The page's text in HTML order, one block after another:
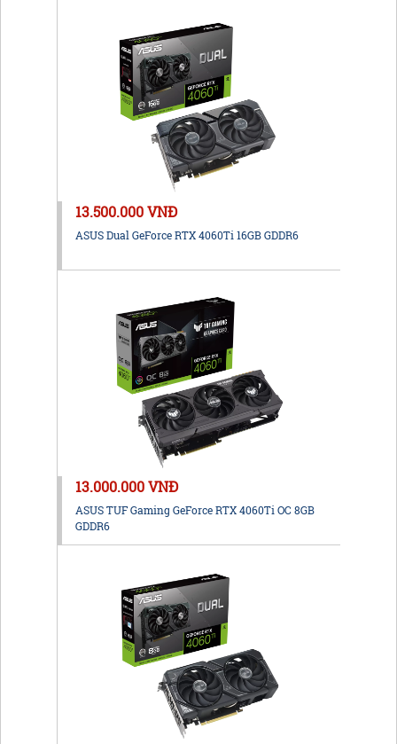
13.500.000 VNĐ
ASUS Dual GeForce RTX 4060Ti 16GB GDDR6
13.000.000 VNĐ
ASUS TUF Gaming GeForce RTX 4060Ti OC 8GB
GDDR6